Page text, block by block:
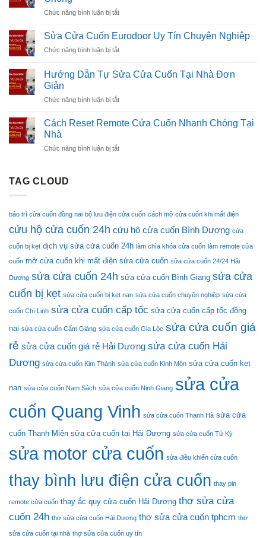
Chi
Từ
Cuốn
Nhà
Chức năng bình luận bị tắtở
Cuốn
Kẹt
Nhanh
Sửa Cửa Cuốn Eurodoor Uy Tín Chuyên Nghiệp
Chức năng bình luận bị tắtở
Cửa
Cuốn
Uy
Chuyên
Hướng Dẫn Tự Sửa Cửa Cuốn Tại Nhà Đơn
Giản
Chức năng bình luận bị tắtở
Dẫn
Cửa
Cách Reset Remote Cửa Cuốn Nhanh Chóng Tại
Nhà
Chức năng bình luận bị tắtở
Chóng
Tại
TAG CLOUD
bảo trì cửa cuốn đồng nai bộ lưu điện cửa cuốn cách mở cửa cuốn khi mất điện
cứu hộ cửa cuốn 24h cứu hộ cửa cuốn Bình Dương cửa
cuốn bị kẹt dịch vụ sửa cửa cuốn 24h làm chìa khóa cửa cuốn làm remote cửa
cuốn mở cửa cuốn khi mất điện sửa cửa cuốn sửa cửa cuốn 24/24 Hải
Dương sửa cửa cuốn 24h sửa cửa cuốn Bình Giang sửa cửa
cuốn bị kẹt sửa cửa cuốn bị kẹt nan sửa cửa cuốn chuyên nghiệp sửa cửa
cuốn Chí Linh sửa cửa cuốn cấp tốc sửa cửa cuốn cấp tốc đồng
nai sửa cửa cuốn Cẩm Giàng sửa cửa cuốn Gia Lộc sửa cửa cuốn giá
rẻ sửa cửa cuốn giá rẻ Hải Dương sửa cửa cuốn Hải
Dương sửa cửa cuốn Kim Thành sửa cửa cuốn Kinh Môn sửa cửa cuốn kẹt
nan sửa cửa cuốn Nam Sách sửa cửa cuốn Ninh Giang sửa cửa
cuốn Quang Vinh sửa cửa cuốn Thanh Hà sửa cửa
cuốn Thanh Miện sửa cửa cuốn tại Hải Dương sửa cửa cuốn Tứ Kỳ
sửa motor cửa cuốn sửa điều khiển cửa cuốn
thay bình lưu điện cửa cuốn thay pin
remote cửa cuốn thay ắc quy cửa cuốn Hải Dương thợ sửa cửa
cuốn 24h thợ sửa cửa cuốn Hải Dương thợ sửa cửa cuốn tphcm thợ
sửa cửa cuốn tại nhà thợ sửa cửa cuốn uy tín